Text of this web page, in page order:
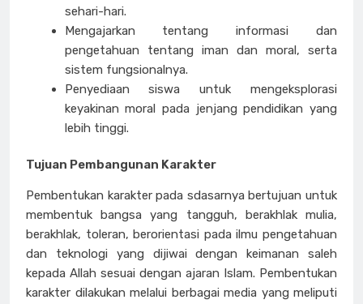
sehari-hari.
Mengajarkan tentang informasi dan
pengetahuan tentang iman dan moral, serta
sistem fungsionalnya.
Penyediaan siswa untuk mengeksplorasi
keyakinan moral pada jenjang pendidikan yang
lebih tinggi.
Tujuan Pembangunan Karakter
Pembentukan karakter pada sdasarnya bertujuan untuk
membentuk bangsa yang tangguh, berakhlak mulia,
berakhlak, toleran, berorientasi pada ilmu pengetahuan
dan teknologi yang dijiwai dengan keimanan saleh
kepada Allah sesuai dengan ajaran Islam. Pembentukan
karakter dilakukan melalui berbagai media yang meliputi